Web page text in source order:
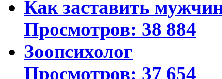
Как заставить
Просмотров: 38 884
Зоопсихолог
Просмотров: 37 654